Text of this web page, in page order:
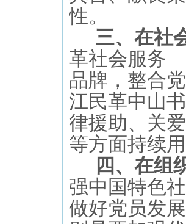
性。
三、 在社
革社会服务
品牌，整合
江民革中山
律援助、关
等方面持续
四、在组
强中国特色
做好党员发